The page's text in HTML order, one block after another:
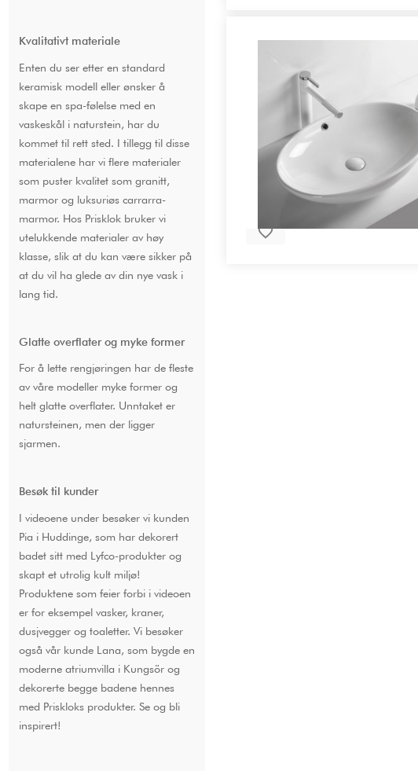
Kvalitativt materiale
Enten du ser etter en standard
keramisk modell eller ønsker å
skape en spa-følelse med en
vaskeskål i naturstein, har du
kommet til rett sted. I tillegg til disse
materialene har vi flere materialer
som puster kvalitet som granitt,
marmor og luksuriøs carrarra-
marmor. Hos Prisklok bruker vi
utelukkende materialer av høy
klasse, slik at du kan være sikker på
at du vil ha glede av din nye vask i
lang tid.
Glatte overflater og myke former
For å lette rengjøringen har de fleste
av våre modeller myke former og
helt glatte overflater. Unntaket er
natursteinen, men der ligger
sjarmen.
Besøk til kunder
I videoene under besøker vi kunden
Pia i Huddinge, som har dekorert
badet sitt med Lyfco-produkter og
skapt et utrolig kult miljø!
Produktene som feier forbi i videoen
er for eksempel vasker, kraner,
dusjvegger og toaletter. Vi besøker
også vår kunde Lana, som bygde en
moderne atriumvilla i Kungsör og
dekorerte begge badene hennes
med Priskloks produkter. Se og bli
inspirert!